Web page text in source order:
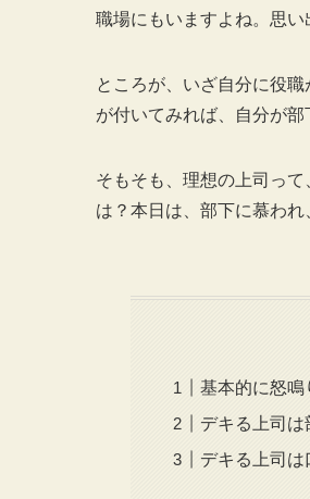
職場にもいますよね。思い
ところが、いざ自分に役
が付いてみれば、自分が
そもそも、理想の上司っ
は？本日は、部下に慕わ
基本的に怒鳴
デキる上司は
デキる上司は